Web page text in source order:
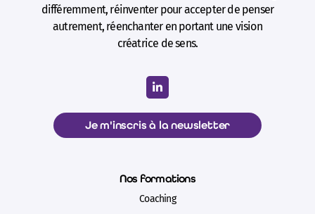
différemment, réinventer pour accepter de penser
autrement, réenchanter en portant une vision
créatrice de sens.
Je m'inscris à la newsletter
Nos formations
Coaching